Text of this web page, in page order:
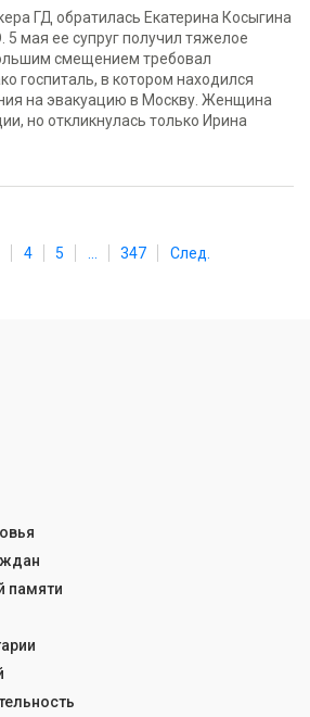
ГД обратилась Екатерина Косыгина
мая ее супруг получил тяжелое
смещением требовал
госпиталь, в котором находился
на эвакуацию в Москву. Женщина
но откликнулась только Ирина
4 5 347 След.
памяти